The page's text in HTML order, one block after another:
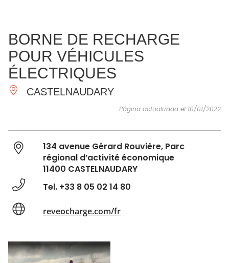
IMPRESCINDIBLES
HACER
INSPIRACIONES
BORNE DE RECHARGE
POUR VÉHICULES
ÉLECTRIQUES
CASTELNAUDARY
Página actualizada el 10/01/2022
134 avenue Gérard Rouvière, Parc
régional d’activité économique
11400 CASTELNAUDARY
Tel. +33 8 05 02 14 80
reveocharge.com/fr